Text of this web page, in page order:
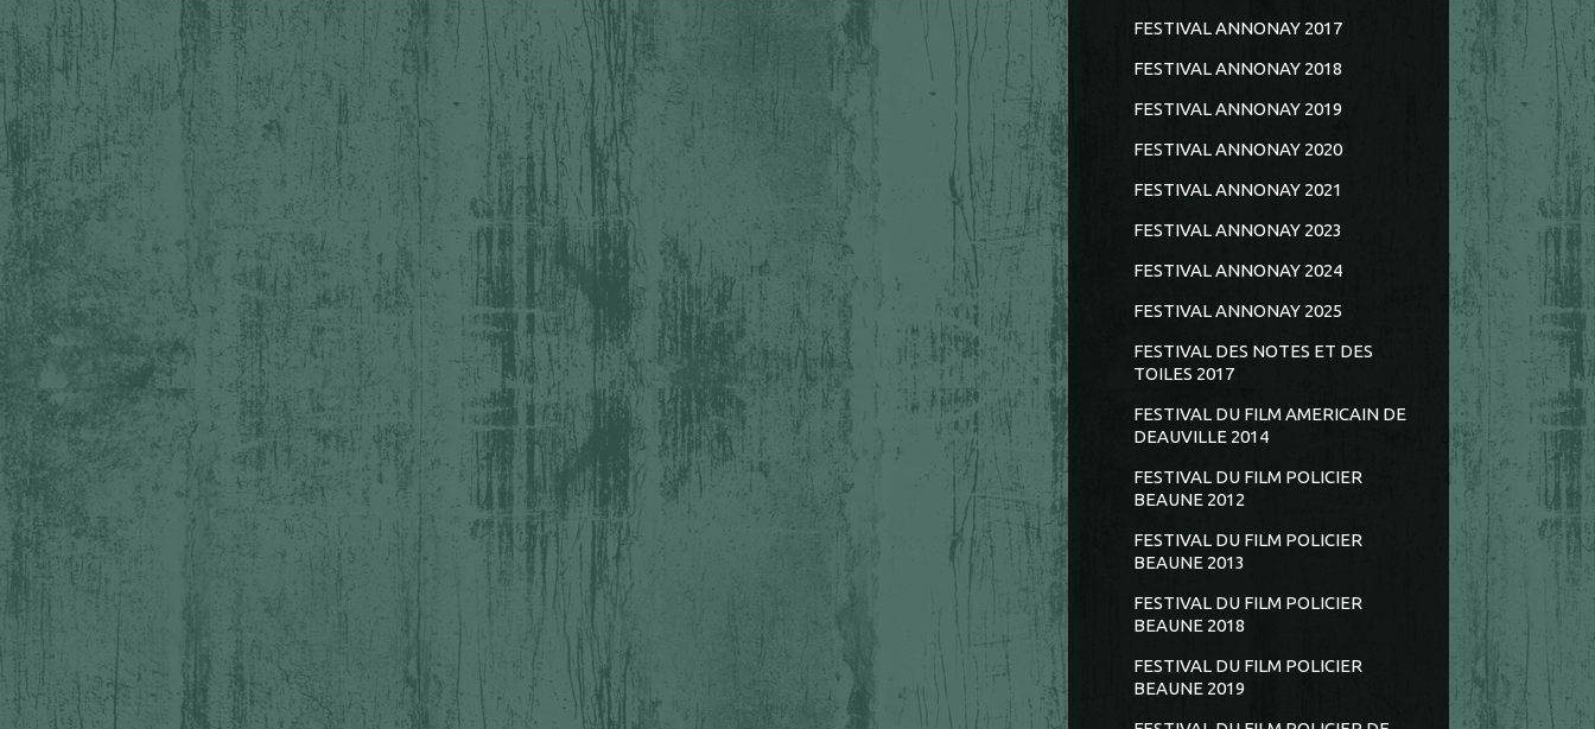
FESTIVAL ANNONAY 2017
FESTIVAL ANNONAY 2018
FESTIVAL ANNONAY 2019
FESTIVAL ANNONAY 2020
FESTIVAL ANNONAY 2021
FESTIVAL ANNONAY 2023
FESTIVAL ANNONAY 2024
FESTIVAL ANNONAY 2025
FESTIVAL DES NOTES ET DES
TOILES 2017
FESTIVAL DU FILM AMERICAIN DE
DEAUVILLE 2014
FESTIVAL DU FILM POLICIER
BEAUNE 2012
FESTIVAL DU FILM POLICIER
BEAUNE 2013
FESTIVAL DU FILM POLICIER
BEAUNE 2018
FESTIVAL DU FILM POLICIER
BEAUNE 2019